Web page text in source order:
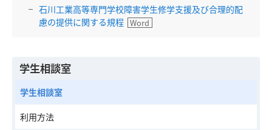
石川工業高等専門学校障害学生修学支援及び合理的配
慮の提供に関する規程
学生相談室
学生相談室
利用方法